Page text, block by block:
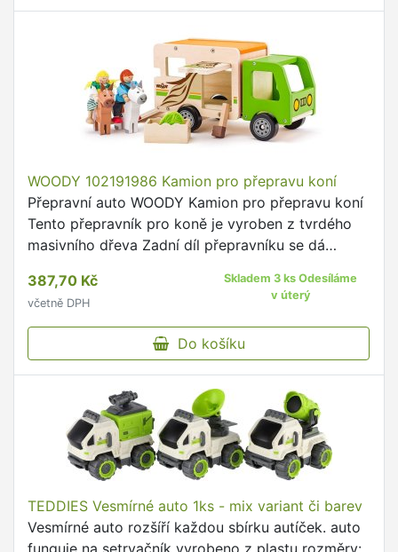
WOODY 102191986 Kamion pro přepravu koní
Přepravní auto WOODY Kamion pro přepravu koní
Tento přepravník pro koně je vyroben z tvrdého
masivního dřeva Zadní díl přepravníku se dá
mohou sejít ven …
387,70 Kč
včetně DPH
Skladem 3 ks Odesíláme
v úterý
Do košíku
TEDDIES Vesmírné auto 1ks - mix variant či barev
Vesmírné auto rozšíří každou sbírku autíček. auto